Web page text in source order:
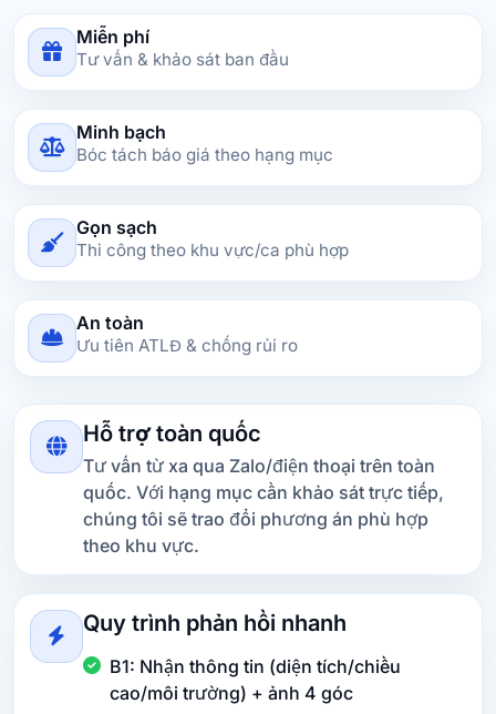
Miễn phí
Tư vấn & khảo sát ban đầu
Minh bạch
Bóc tách báo giá theo hạng mục
Gọn sạch
Thi công theo khu vực/ca phù hợp
An toàn
Ưu tiên ATLĐ & chống rủi ro
Hỗ trợ toàn quốc
Tư vấn từ xa qua Zalo/điện thoại trên toàn
quốc. Với hạng mục cần khảo sát trực tiếp,
chúng tôi sẽ trao đổi phương án phù hợp
theo khu vực.
Quy trình phản hồi nhanh
B1: Nhận thông tin (diện tích/chiều
cao/môi trường) + ảnh 4 góc